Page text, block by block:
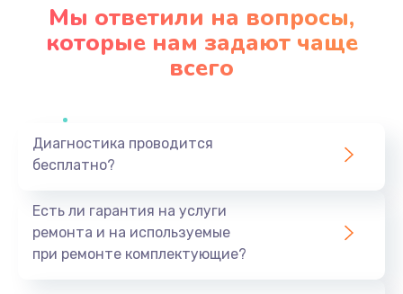
Заказать
Комплексная профилактика
Ремонт электромагнитного клапана
Заказать
Мы ответили на вопросы,
которые нам задают чаще
всего
Диагностика проводится
бесплатно?
Есть ли гарантия на услуги
ремонта и на используемые
при ремонте комплектующие?